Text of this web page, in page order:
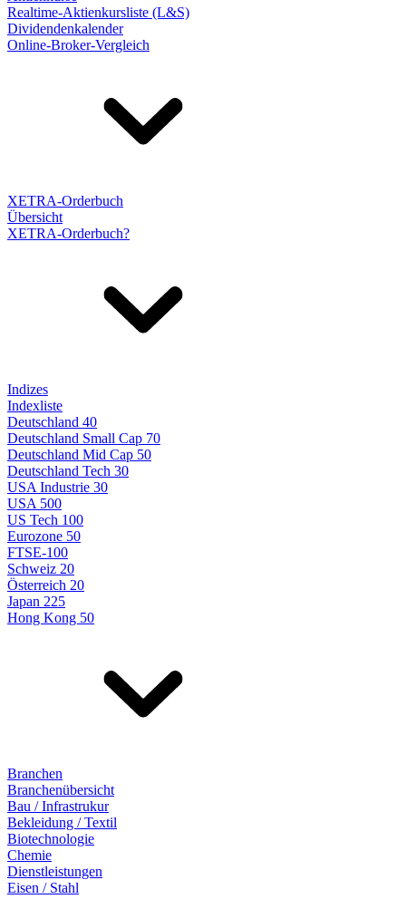
Realtime-Aktienkursliste (L&S)
Dividendenkalender
Online-Broker-Vergleich
XETRA-Orderbuch
Übersicht
XETRA-Orderbuch?
Indizes
Indexliste
Deutschland 40
Deutschland Small Cap 70
Deutschland Mid Cap 50
Deutschland Tech 30
USA Industrie 30
USA 500
US Tech 100
Eurozone 50
FTSE-100
Schweiz 20
Österreich 20
Japan 225
Hong Kong 50
Branchen
Branchenübersicht
Bau / Infrastrukur
Bekleidung / Textil
Biotechnologie
Chemie
Dienstleistungen
Eisen / Stahl